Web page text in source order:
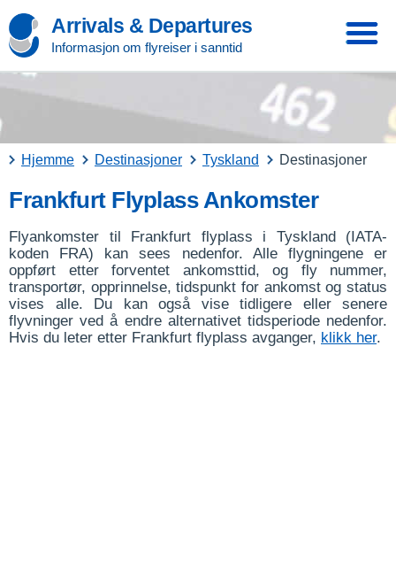
Arrivals & Departures
Informasjon om flyreiser i sanntid
Hjemme Destinasjoner Tyskland Destinasjoner
Frankfurt Flyplass Ankomster
Flyankomster til Frankfurt flyplass i Tyskland (IATA-
koden FRA) kan sees nedenfor. Alle flygningene er
oppført etter forventet ankomsttid, og fly nummer,
transportør, opprinnelse, tidspunkt for ankomst og status
vises alle. Du kan også vise tidligere eller senere
flyvninger ved å endre alternativet tidsperiode nedenfor.
Hvis du leter etter Frankfurt flyplass avganger, klikk her.